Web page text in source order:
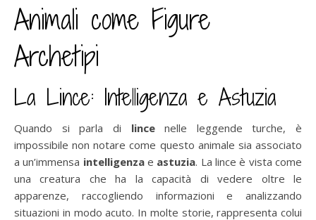
Animali come Figure
Archetipi
La Lince: Intelligenza e Astuzia
Quando si parla di lincenelle leggende turche, è
impossibile non notare come questo animale sia associato
a un’immensa intelligenzae astuzia. La lince è vista come
una creatura che ha la capacità di vedere oltre le
apparenze, raccogliendo informazioni e analizzando
situazioni in modo acuto. In molte storie, rappresenta colui